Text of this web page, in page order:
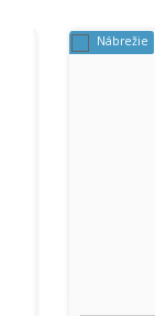
Nábrežie